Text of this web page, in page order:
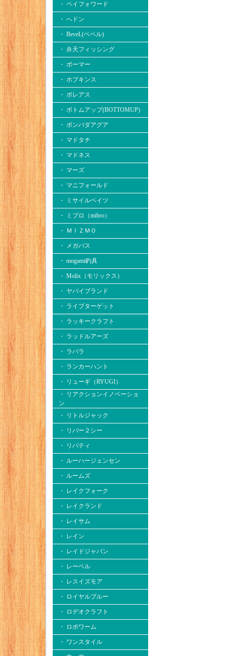
・ ペイフォワード
・ へドン
・ BeveL(ベベル)
・ 弁天フィッシング
・ ボーマー
・ ホプキンス
・ ボレアス
・ ボトムアップ(BOTTOMUP)
・ ボンバダアグア
・ マドタチ
・ マドネス
・ マーズ
・ マニフォールド
・ ミサイルベイツ
・ ミブロ（mibro）
・ ＭＩＺＭＯ
・ メガバス
・ mogami釣具
・ Molix（モリックス）
・ ヤバイブランド
・ ライブターゲット
・ ラッキークラフト
・ ラッドルアーズ
・ ラパラ
・ ランカーハント
・ リューギ（RYUGI）
・ リアクションイノベーショ
ン
・ リトルジャック
・ リバー２シー
・ リバティ
・ ルーハージェンセン
・ ルームズ
・ レイクフォーク
・ レイクランド
・ レイサム
・ レイン
・ レイドジャパン
・ レーベル
・ レスイズモア
・ ロイヤルブルー
・ ロデオクラフト
・ ロボワーム
・ ワンスタイル